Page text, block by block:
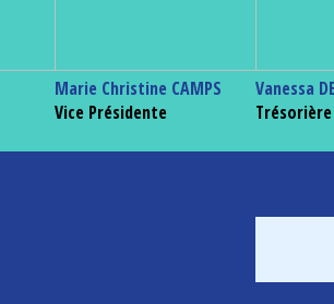
Marie Christine CAMPS
Vice Présidente
Vanessa